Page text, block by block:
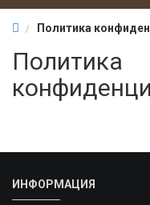
Политика
Политика
ИНФОРМАЦИЯ